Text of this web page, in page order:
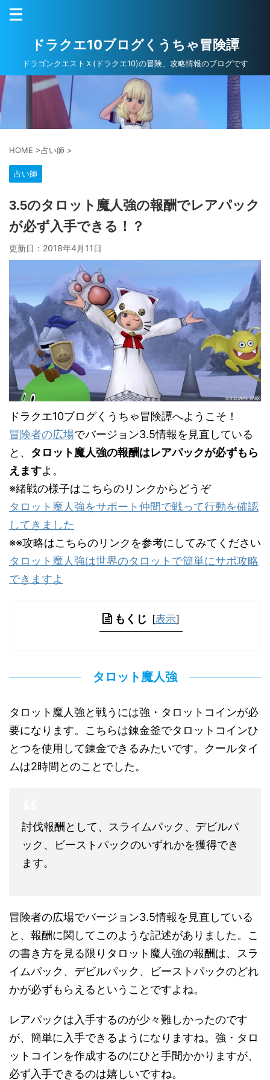
ドラクエ10ブログくうちゃ冒険譚
ドラゴンクエストＸ(ドラクエ10)の冒険、攻略情報のブログです
HOME >占い師 >
占い師
3.5のタロット魔人強の報酬でレアパック
が必ず入手できる！？
更新日： 2018年4月11日
ドラクエ10ブログくうちゃ冒険譚へようこそ！
冒険者の広場でバージョン3.5情報を見直している
と、 タロット魔人強の報酬はレアパックが必ずもら
えますよ。
※緒戦の様子はこちらのリンクからどうぞ
タロット魔人強をサポート仲間で戦って行動を確認
してきました
※※攻略はこちらのリンクを参考にしてみてください
タロット魔人強は世界のタロットで簡単にサポ攻略
できますよ
もくじ [表示]
タロット魔人強
タロット魔人強と戦うには強・タロットコインが必
要になります。こちらは錬金釜でタロットコインひ
とつを使用して錬金できるみたいです。クールタイ
ムは2時間とのことでした。
討伐報酬として、スライムパック、デビルパ
ック、ビーストパックのいずれかを獲得でき
ます。
冒険者の広場でバージョン3.5情報を見直している
と、報酬に関してこのような記述がありました。こ
の書き方を見る限りタロット魔人強の報酬は、スラ
イムパック、デビルパック、ビーストパックのどれ
かが必ずもらえるということですよね。
レアパックは入手するのが少々難しかったのです
が、簡単に入手できるようになりますね。強・タロ
ットコインを作成するのにひと手間かかりますが、
必ず入手できるのは嬉しいですね。